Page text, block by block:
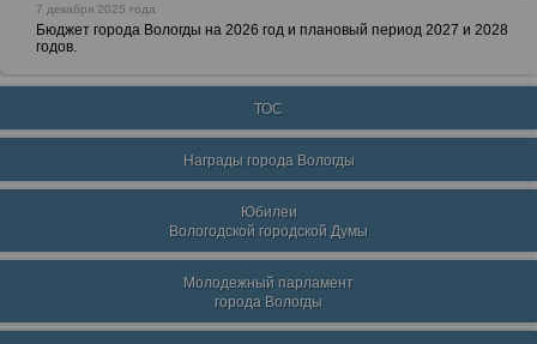
7 декабря 2025 года
Бюджет города Вологды на 2026 год и плановый период 2027 и 2028
годов.
ТОС
Награды города Вологды
Юбилеи
Вологодской городской Думы
Молодежный парламент
города Вологды